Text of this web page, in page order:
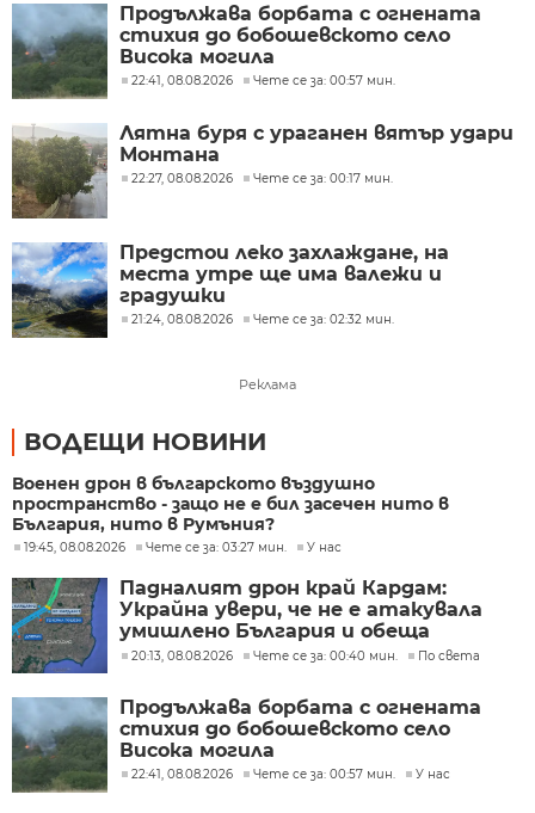
Продължава борбата с огнената
стихия до бобошевското село
Висока могила
22:41, 08.08.2026 Чете се за: 00:57 мин.
Лятна буря с ураганен вятър удари
Монтана
22:27, 08.08.2026 Чете се за: 00:17 мин.
Предстои леко захлаждане, на
места утре ще има валежи и
градушки
21:24, 08.08.2026 Чете се за: 02:32 мин.
Реклама
ВОДЕЩИ НОВИНИ
Военен дрон в българското въздушно
пространство - защо не е бил засечен нито в
България, нито в Румъния?
19:45, 08.08.2026 Чете се за: 03:27 мин. У нас
Падналият дрон край Кардам:
Украйна увери, че не е атакувала
умишлено България и обеща
разследване
20:13, 08.08.2026 Чете се за: 00:40 мин. По света
Продължава борбата с огнената
стихия до бобошевското село
Висока могила
22:41, 08.08.2026 Чете се за: 00:57 мин. У нас